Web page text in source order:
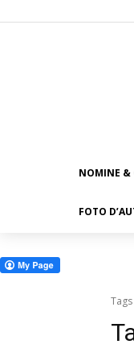
NOMINE &
FOTO
Tags